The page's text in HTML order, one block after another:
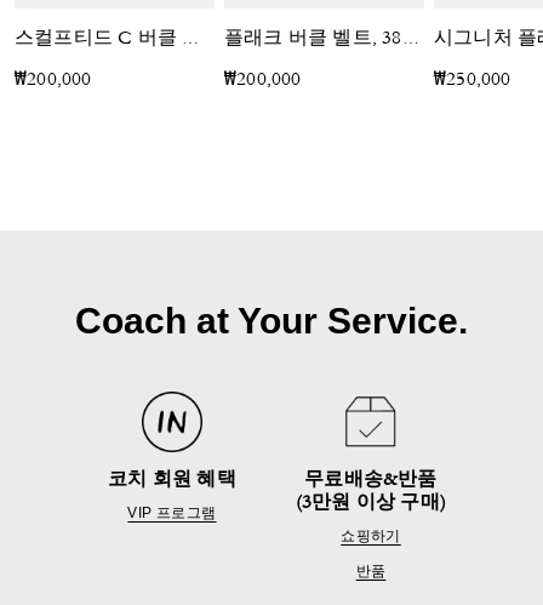
스컬프티드 C 버클 리버시블 벨트, 38MM
₩200,000
플래크 버클 벨트, 38MM
₩200,000 ₩250,000
Coach at Your Service.
코치 회원 혜택
VIP 프로그램
무료배송&반품
(3만원 이상 구매)
쇼핑하기
반품